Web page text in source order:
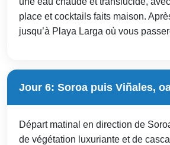
place et cocktails faits maison.
jusqu’à Playa Larga où vous
Jour 6: Soroa puis Viñales,
Départ matinal en direction de
de végétation luxuriante et de